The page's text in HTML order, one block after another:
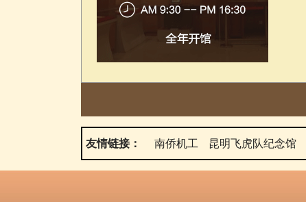
友情链接： 南侨机工 昆明飞虎队纪念馆